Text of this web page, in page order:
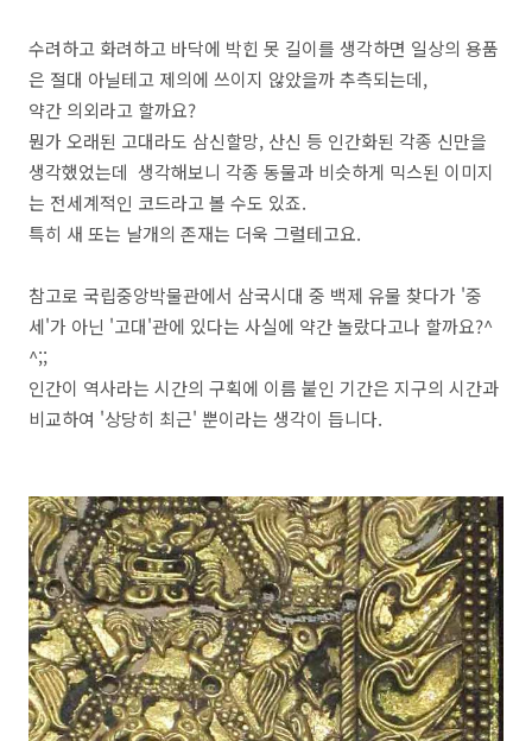
수려하고 화려하고 바닥에 박힌 못 길이를 생각하면 일상의 용품
은 절대 아닐테고 제의에 쓰이지 않았을까 추측되는데,
약간 의외라고 할까요?
뭔가 오래된 고대라도 삼신할망, 산신 등 인간화된 각종 신만을
생각했었는데 생각해보니 각종 동물과 비슷하게 믹스된 이미지
는 전세계적인 코드라고 볼 수도 있죠.
특히 새 또는 날개의 존재는 더욱 그럴테고요.
참고로 국립중앙박물관에서 삼국시대 중 백제 유물 찾다가 '중
세'가 아닌 '고대'관에 있다는 사실에 약간 놀랐다고나 할까요?^
^;;
인간이 역사라는 시간의 구획에 이름 붙인 기간은 지구의 시간과
비교하여 '상당히 최근' 뿐이라는 생각이 듭니다.